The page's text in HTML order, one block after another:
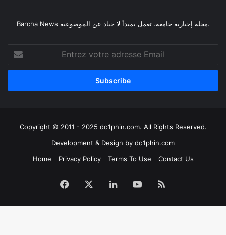
Barcha News مجلة إخبارية جامعة، تعمل بمبدأ لا حياد عن الموضوعية.
votre
adresse
Copyright © 2011 - 2025 do1phin.com. All Rights Reserved.
Development & Design by do1phin.com
Home
Privacy Policy Terms To Use Contact Us
Facebook LinkedinYouTube